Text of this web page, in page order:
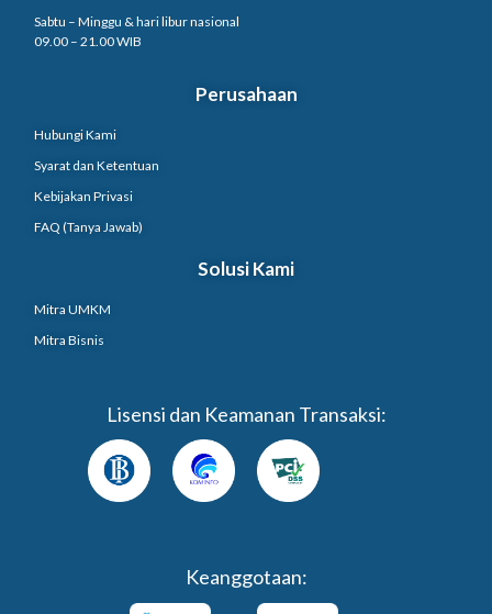
Sabtu – Minggu & hari libur nasional
09.00 – 21.00 WIB
Perusahaan
Hubungi Kami
Syarat dan Ketentuan
Kebijakan Privasi
FAQ (Tanya Jawab)
Solusi Kami
Mitra UMKM
Mitra Bisnis
Lisensi dan Keamanan Transaksi:
Keanggotaan: